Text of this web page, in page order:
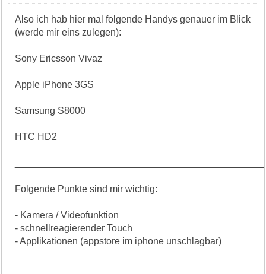
Also ich hab hier mal folgende Handys genauer im Blick
(werde mir eins zulegen):
Sony Ericsson Vivaz
Apple iPhone 3GS
Samsung S8000
HTC HD2
Folgende Punkte sind mir wichtig:
- Kamera / Videofunktion
- schnellreagierender Touch
- Applikationen (appstore im iphone unschlagbar)